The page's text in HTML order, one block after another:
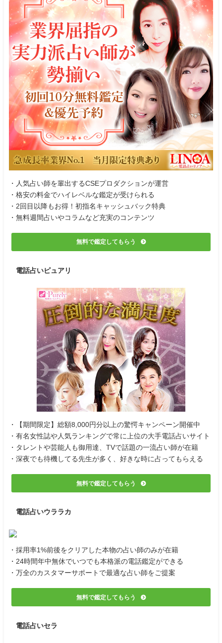
・人気占い師を輩出するCSEプロダクションが運営
・格安の料金でハイレベルな鑑定が受けられる
・2回目以降もお得！初指名キャッシュバック特典
・無料週間占いやコラムなど充実のコンテンツ
無料で鑑定してもらう
電話占いピュアリ
・【期間限定】総額8,000円分以上の驚愕キャンペーン開催中
・有名女性誌や人気ランキングで常に上位の大手電話占いサイト
・タレントや芸能人も御用達、TVで話題の一流占い師が在籍
・深夜でも待機してる先生が多く、好きな時に占ってもらえる
無料で鑑定してもらう
電話占いウララカ
・採用率1%前後をクリアした本物の占い師のみが在籍
・24時間年中無休でいつでも本格派の電話鑑定ができる
・万全のカスタマーサポートで最適な占い師をご提案
無料で鑑定してもらう
電話占いセラ